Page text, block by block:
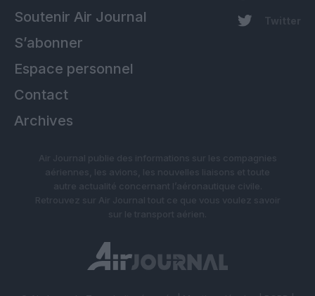
Soutenir Air Journal
S’abonner
Espace personnel
Contact
Archives